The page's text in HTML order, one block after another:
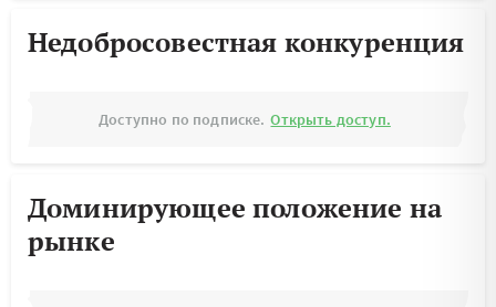
Недобросовестная конкуренция
Доступно по подписке. Открыть доступ.
Доминирующее положение на
рынке